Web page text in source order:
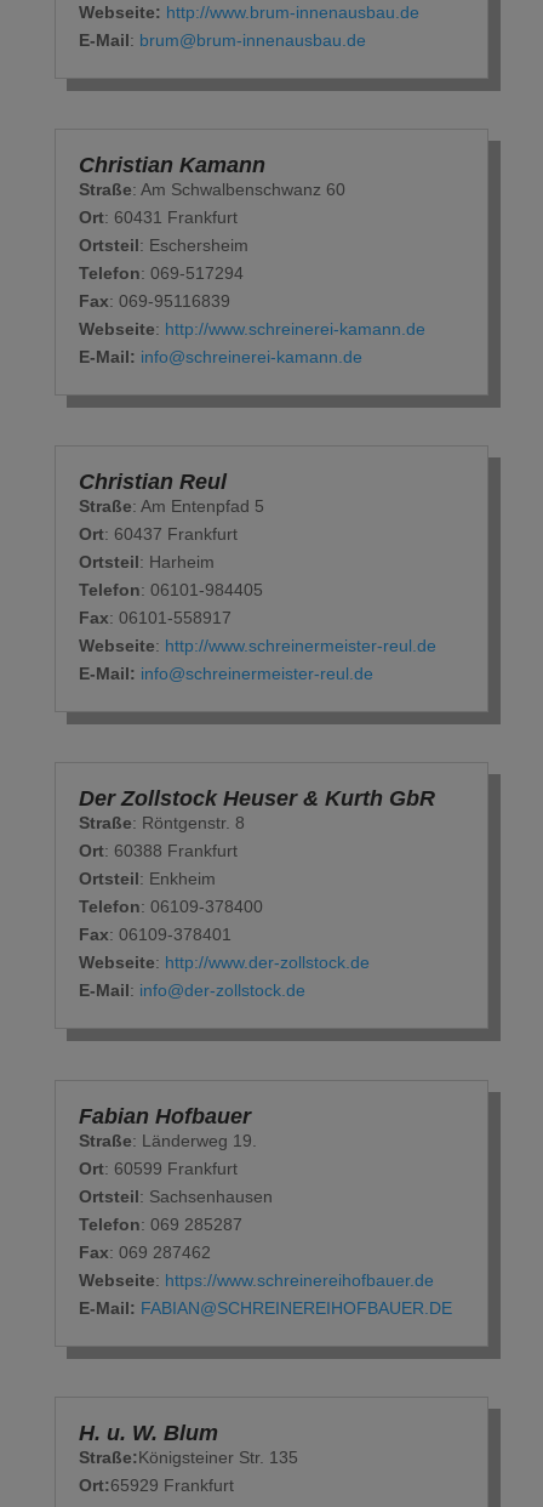
Webseite: http://www.brum-innenausbau.de
E-Mail: brum@brum-innenausbau.de
Christian Kamann
Straße: Am Schwalbenschwanz 60
Ort: 60431 Frankfurt
Ortsteil: Eschersheim
Telefon: 069-517294
Fax: 069-95116839
Webseite: http://www.schreinerei-kamann.de
E-Mail: info@schreinerei-kamann.de
Christian Reul
Straße: Am Entenpfad 5
Ort: 60437 Frankfurt
Ortsteil: Harheim
Telefon: 06101-984405
Fax: 06101-558917
Webseite: http://www.schreinermeister-reul.de
E-Mail: info@schreinermeister-reul.de
Der Zollstock Heuser & Kurth GbR
Straße: Röntgenstr. 8
Ort: 60388 Frankfurt
Ortsteil: Enkheim
Telefon: 06109-378400
Fax: 06109-378401
Webseite: http://www.der-zollstock.de
E-Mail: info@der-zollstock.de
Fabian Hofbauer
Straße: Länderweg 19.
Ort: 60599 Frankfurt
Ortsteil: Sachsenhausen
Telefon: ‭069 285287‬
Fax: 069 287462‬
Webseite: https://www.schreinereihofbauer.de
E-Mail: FABIAN@SCHREINEREIHOFBAUER.DE
H. u. W. Blum
Straße:Königsteiner Str. 135
Ort:65929 Frankfurt